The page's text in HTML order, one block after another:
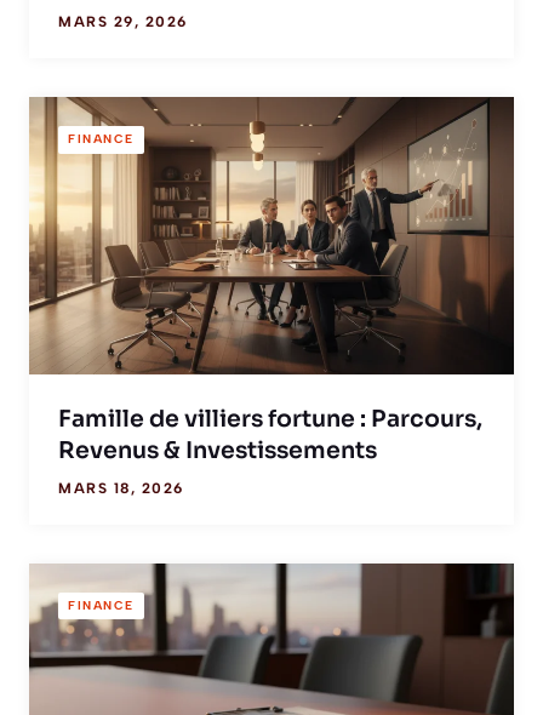
MARS 29, 2026
FINANCE
Famille de villiers fortune : Parcours,
Revenus & Investissements
MARS 18, 2026
FINANCE